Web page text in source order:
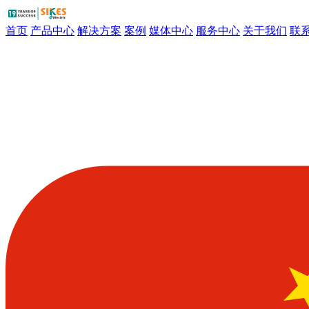
首页 产品中心 解决方案 案例 媒体中心 服务中心 关于我们 联